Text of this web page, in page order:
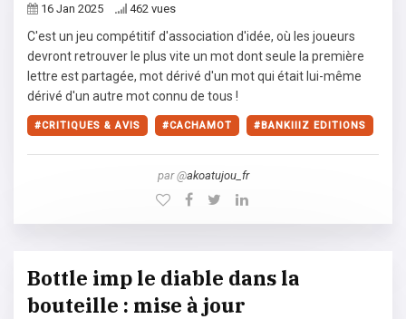
16 Jan 2025 462 vues
C'est un jeu compétitif d'association d'idée, où les joueurs
devront retrouver le plus vite un mot dont seule la première
lettre est partagée, mot dérivé d'un mot qui était lui-même
dérivé d'un autre mot connu de tous !
CRITIQUES & AVIS CACHAMOT BANKIIIZ EDITIONS
par @akoatujou_fr
Bottle imp le diable dans la
bouteille : mise à jour